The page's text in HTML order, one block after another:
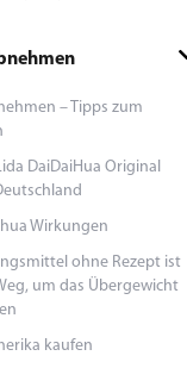
– Tipps zum
DaiDaiHua Original
Wirkungen
ohne Rezept ist
um das Übergewicht
kaufen